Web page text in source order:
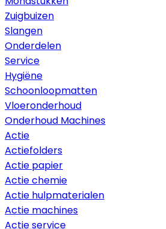
Zuigbuizen
Slangen
Onderdelen
Service
Hygiëne
Schoonloopmatten
Vloeronderhoud
Onderhoud Machines
Actie
Actiefolders
Actie papier
Actie chemie
Actie hulpmaterialen
Actie machines
Actie service